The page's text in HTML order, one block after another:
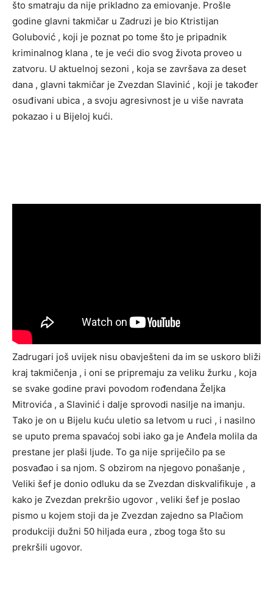
što smatraju da nije prikladno za emiovanje. Prošle
godine glavni takmičar u Zadruzi je bio Ktristijan
Golubović , koji je poznat po tome što je pripadnik
kriminalnog klana , te je veći dio svog života proveo u
zatvoru. U aktuelnoj sezoni , koja se završava za deset
dana , glavni takmičar je Zvezdan Slavinić , koji je također
osuđivani ubica , a svoju agresivnost je u više navrata
pokazao i u Bijeloj kući.
Zadrugari još uvijek nisu obavješteni da im se uskoro bliži
kraj takmičenja , i oni se pripremaju za veliku žurku , koja
se svake godine pravi povodom rođendana Željka
Mitrovića , a Slavinić i dalje sprovodi nasilje na imanju.
Tako je on u Bijelu kuću uletio sa letvom u ruci , i nasilno
se uputo prema spavaćoj sobi iako ga je Anđela molila da
prestane jer plaši ljude. To ga nije spriječilo pa se
posvađao i sa njom. S obzirom na njegovo ponašanje ,
Veliki šef je donio odluku da se Zvezdan diskvalifikuje , a
kako je Zvezdan prekršio ugovor , veliki šef je poslao
pismo u kojem stoji da je Zvezdan zajedno sa Plačiom
produkciji dužni 50 hiljada eura , zbog toga što su
prekršili ugovor.